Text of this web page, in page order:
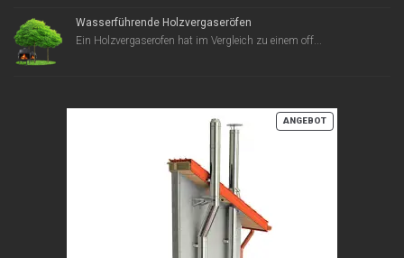
Wasserführende Holzvergaseröfen
Ein Holzvergaserofen hat im Vergleich zu einem off...
ANGEBOTPRODUKT
IM